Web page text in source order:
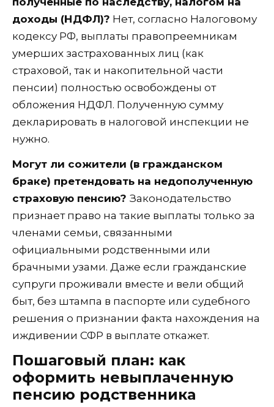
доходы (НДФЛ)? Нет, согласно Налоговому
кодексу РФ, выплаты правопреемникам
умерших застрахованных лиц (как
страховой, так и накопительной части
пенсии) полностью освобождены от
обложения НДФЛ. Полученную сумму
декларировать в налоговой инспекции не
нужно.
Могут ли сожители (в гражданском
браке) претендовать на недополученную
страховую пенсию? Законодательство
признает право на такие выплаты только за
членами семьи, связанными
официальными родственными или
брачными узами. Даже если гражданские
супруги проживали вместе и вели общий
быт, без штампа в паспорте или судебного
решения о признании факта нахождения на
иждивении СФР в выплате откажет.
Пошаговый план: как
оформить невыплаченную
пенсию родственника